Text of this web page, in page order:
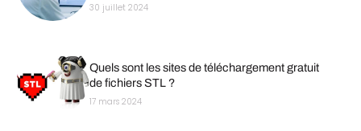
30 juillet 2024
Quels sont les sites de téléchargement gratuit
de fichiers STL ?
17 mars 2024